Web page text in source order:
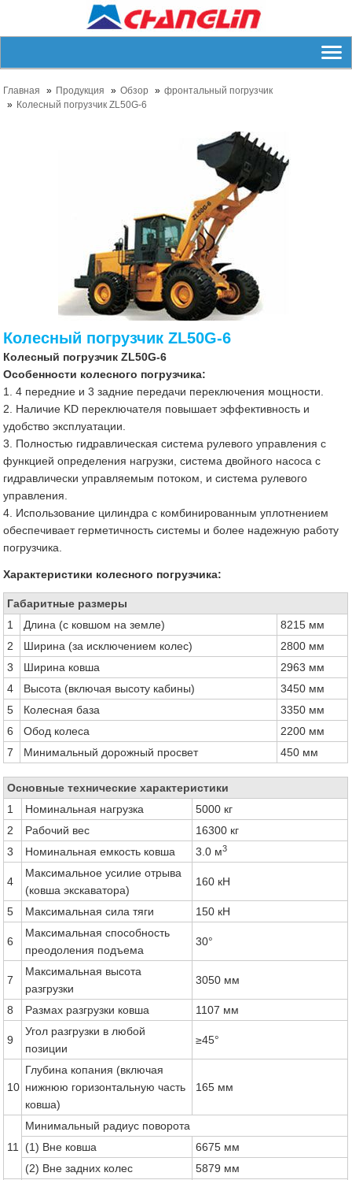
Главная Продукция Обзор
фронтальный погрузчик
Колесный погрузчик ZL50G-6
Колесный погрузчик ZL50G-6
Колесный погрузчик ZL50G-6
Особенности колесного погрузчика:
1. 4 передние и 3 задние передачи переключения мощности.
2. Наличие KD переключателя повышает эффективность и
удобство эксплуатации.
3. Полностью гидравлическая система рулевого управления с
функцией определения нагрузки, система двойного насоса с
гидравлически управляемым потоком, и система рулевого
управления.
4. Использование цилиндра с комбинированным уплотнением
обеспечивает герметичность системы и более надежную работу
погрузчика.
Характеристики колесного погрузчика:
Габаритные размеры
1
Длина (с ковшом на земле)
8215 мм
2
Ширина (за исключением колес)
2800 мм
3
Ширина ковша
2963 мм
4
Высота (включая высоту кабины)
3450 мм
5
Колесная база
3350 мм
6
Обод колеса
2200 мм
7
Минимальный дорожный просвет 450 мм
Основные технические характеристики
1
Номинальная нагрузка
5000 кг
2
Рабочий вес
16300 кг
3
Номинальная емкость ковша 3.0 м3
4
Максимальное усилие отрыва
(ковша экскаватора)
160 кН
5 Максимальная сила тяги 150 кН
6
Максимальная способность
преодоления подъема
30°
7
Максимальная высота
разгрузки
3050 мм
8 Размах разгрузки ковша 1107 мм
9
Угол разгрузки в любой
позиции
≥45°
10
Глубина копания (включая
нижнюю горизонтальную часть
ковша)
165 мм
11
Минимальный радиус поворота
(1) Вне ковша
6675 мм
(2) Вне задних колес
5879 мм